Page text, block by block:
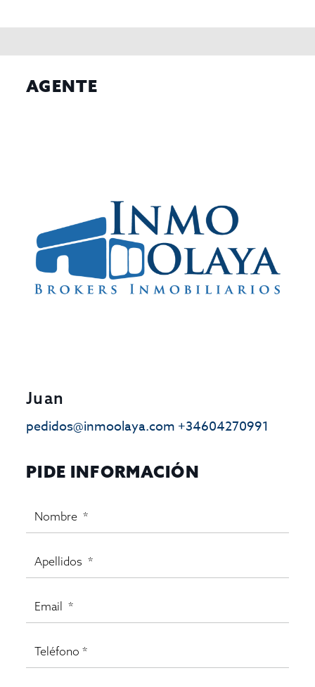
lineales y superficie interior de 86m² distribuidos de la
comedor con un aforo para 32 personas y con una
personas impedidas, seguidamente está la cocina y un
almacén.
Gestiona InmoOlaya.
InmoOlaya, agencia líder en traspasos de hotelería, póngase
en contacto con nosotros, o visite nuestro portal;
encontrará la mayor selección de restaurantes y negocios de
hostelería en traspaso de Barcelona. Un asesor le
acompañara en todo el proceso, ahorrando tiempo y
seleccionando los mejores negocios para su proyecto.
AGENTE
Juan
pedidos@inmoolaya.com +34604270991
PIDE INFORMACIÓN